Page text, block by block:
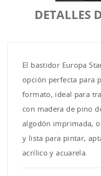
DETALLES
El bastidor Europa
opción perfecta para
formato, ideal para
con madera de pino
algodón imprimada,
y lista para pintar,
acrílico y acuarela.